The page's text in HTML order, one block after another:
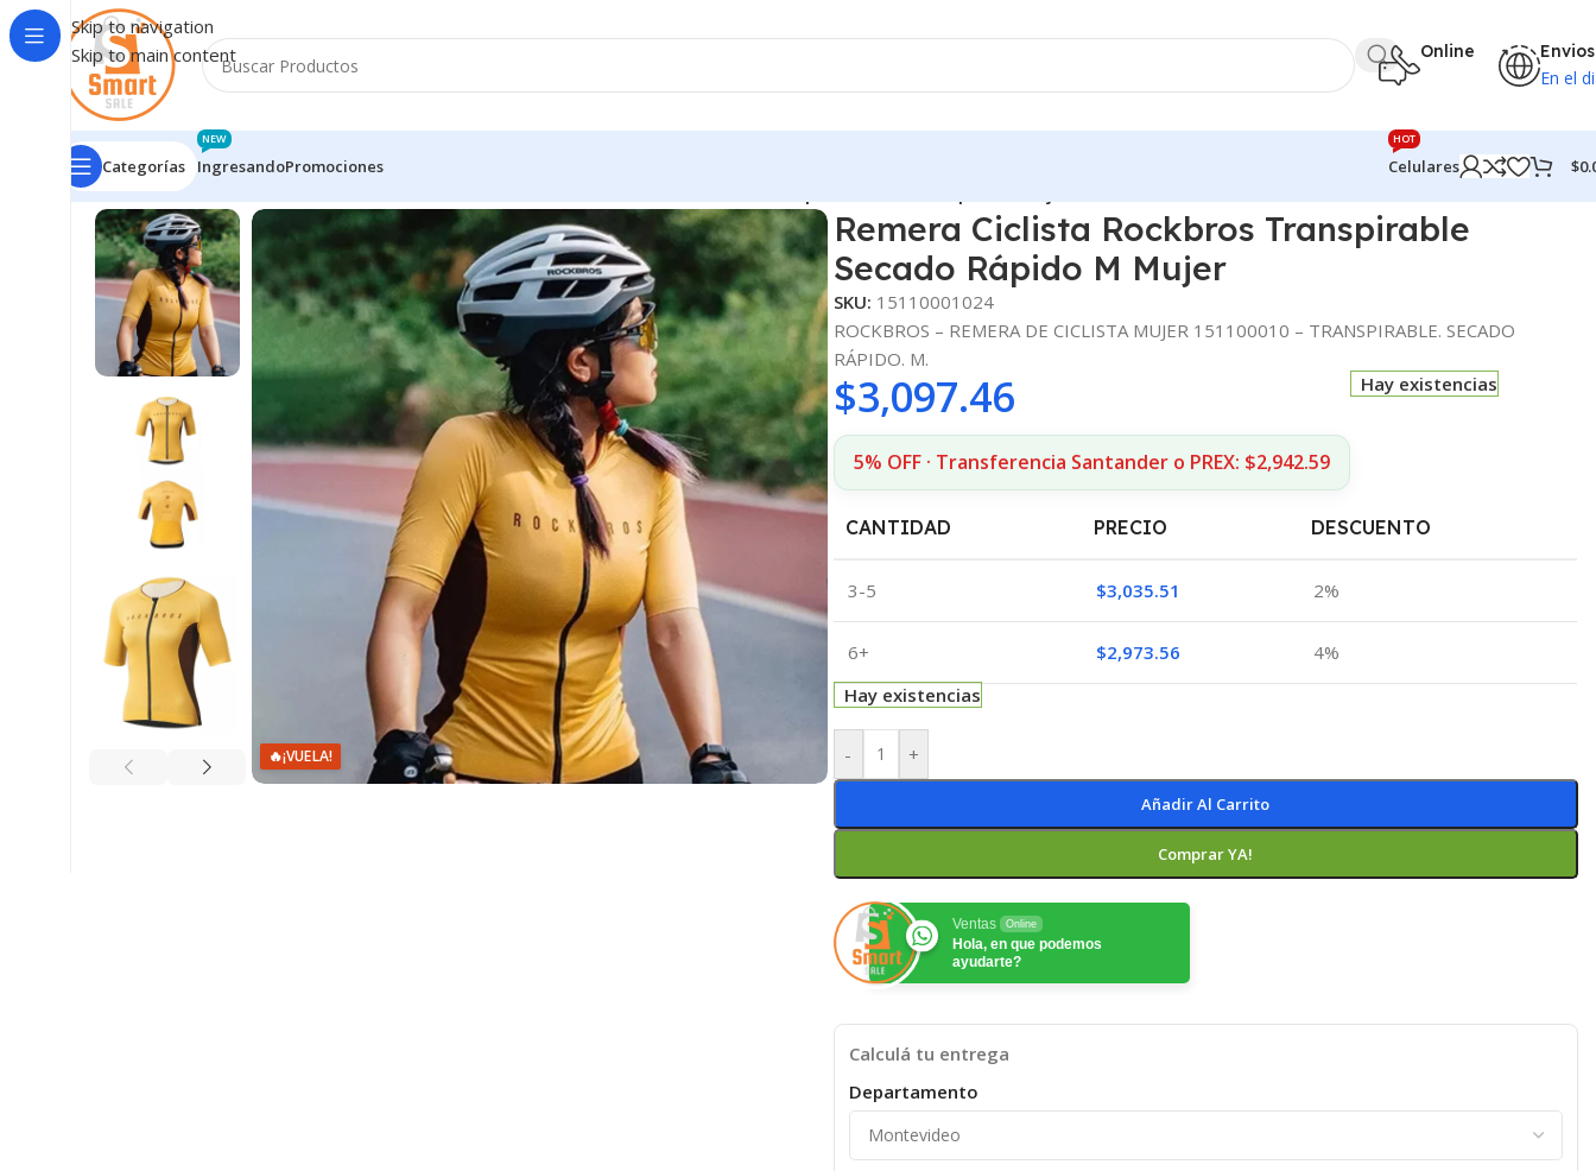
Skip to navigation
Skip to main content
Online Envios
En el
Categorías Ingresando
NEW
Promociones Celulares
HOT
$
Inicio/Bicicletas - Accesorios
🔥¡VUELA!
Remera Ciclista Rockbros Transpirable
Secado Rápido M Mujer
SKU: 15110001024
ROCKBROS – REMERA DE CICLISTA MUJER 151100010 – TRANSPIRABLE. SECADO
RÁPIDO. M.
$3,097.46
5% OFF · Transferencia Santander o PREX: $2,942.59
Hay existencias
CANTIDAD PRECIO DESCUENTO
3-5 $3,035.51 2%
6+ $2,973.56
4%
Hay existencias
- +
Añadir Al Carrito
Comprar YA!
Ventas Online
Hola, en que podemos
ayudarte?
Calculá tu entrega
Departamento